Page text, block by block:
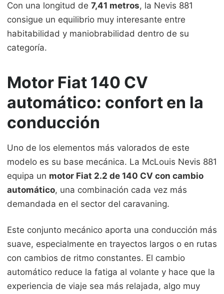
Con una longitud de 7,41 metros, la Nevis 881
consigue un equilibrio muy interesante entre
habitabilidad y maniobrabilidad dentro de su
categoría.
Motor Fiat 140 CV
automático: confort en la
conducción
Uno de los elementos más valorados de este
modelo es su base mecánica. La McLouis Nevis 881
equipa un motor Fiat 2.2 de 140 CV con cambio
automático, una combinación cada vez más
demandada en el sector del caravaning.
Este conjunto mecánico aporta una conducción más
suave, especialmente en trayectos largos o en rutas
con cambios de ritmo constantes. El cambio
automático reduce la fatiga al volante y hace que la
experiencia de viaje sea más relajada, algo muy